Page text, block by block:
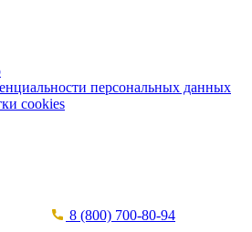
персональных данных
cookies
8 (800) 700-80-94